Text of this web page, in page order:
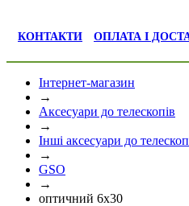
КОНТАКТИ ОПЛАТА І
Інтернет-магазин
→
Аксесуари до телескопів
→
Інші аксесуари до
→
GSO
→
оптичний 6x30